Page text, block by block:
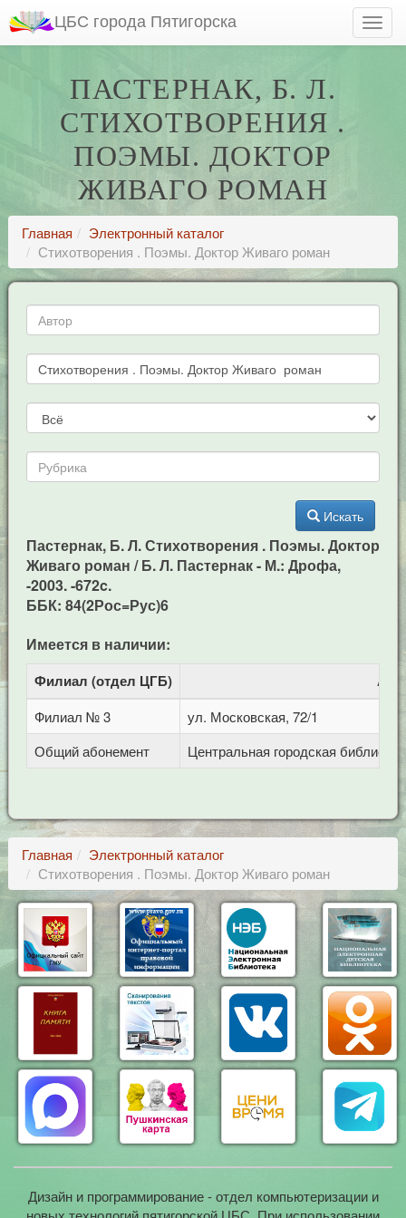
ЦБС города Пятигорска
ПАСТЕРНАК, Б. Л.
СТИХОТВОРЕНИЯ .
ПОЭМЫ. ДОКТОР
ЖИВАГО РОМАН
Главная
Электронный каталог
Стихотворения . Поэмы. Доктор Живаго роман
Искать
Пастернак, Б. Л. Стихотворения . Поэмы. Доктор
Живаго роман / Б. Л. Пастернак - М.: Дрофа,
-2003. -672c.
ББК: 84(2Рос=Рус)6
Имеется в наличии:
Филиал (отдел ЦГБ)
Филиал № 3
ул. Московская, 72/1
Общий абонемент
Центральная городская
Главная
Электронный каталог
Стихотворения . Поэмы. Доктор Живаго роман
Дизайн и программирование - отдел компьютеризации и